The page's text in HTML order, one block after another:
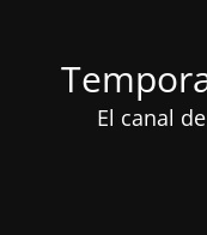
El canal